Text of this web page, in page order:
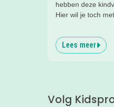
hebben deze
Hier wil je toch
kinderhotels van
een heerlijk
kind(eren).
Lees meer
Volg